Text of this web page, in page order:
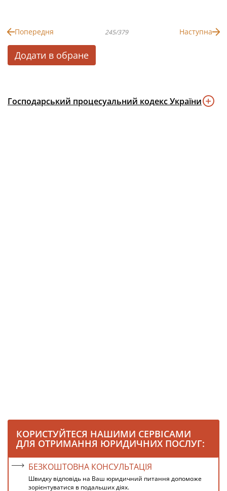
Попередня 245/379 Наступна
Додати в обране
Господарський процесуальний кодекс України
КОРИСТУЙТЕСЯ НАШИМИ СЕРВІСАМИ
ДЛЯ ОТРИМАННЯ ЮРИДИЧНИХ ПОСЛУГ:
БЕЗКОШТОВНА КОНСУЛЬТАЦІЯ
Швидку відповідь на Ваш юридичний питання допоможе
зорієнтуватися в подальших діях.